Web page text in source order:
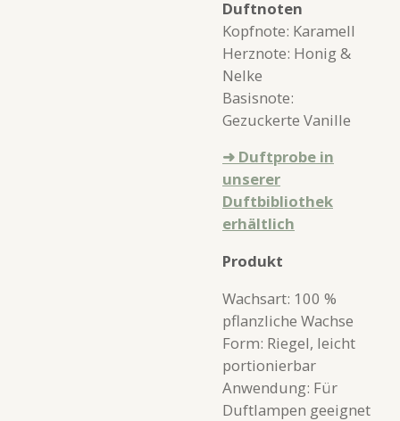
Duftnoten
Kopfnote: Karamell
Herznote: Honig &
Nelke
Basisnote:
Gezuckerte Vanille
➜ Duftprobe in
unserer
Duftbibliothek
erhältlich
Produkt
Wachsart: 100 %
pflanzliche Wachse
Form: Riegel, leicht
portionierbar
Anwendung: Für
Duftlampen geeignet